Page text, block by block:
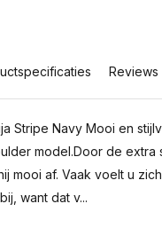
Reviews
Stripe Navy Mooi en
model.Door de
mooi af. Vaak voelt u
want dat v...